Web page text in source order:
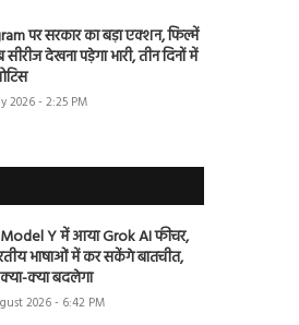
पर सरकार का बड़ा एक्शन, फिल्में
देखना पड़ेगा भारी, तीन दिनों में
2026 - 2:25 PM
Y में आया Grok AI फीचर,
भाषाओं में कर सकेंगे बातचीत,
क्या बदलेगा
2026 - 6:42 PM